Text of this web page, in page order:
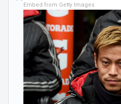
Embed from Getty Images